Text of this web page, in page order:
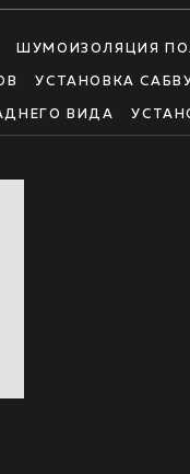
ШУМОИЗОЛЯЦИЯ
УСТАНОВКА
ВИДА